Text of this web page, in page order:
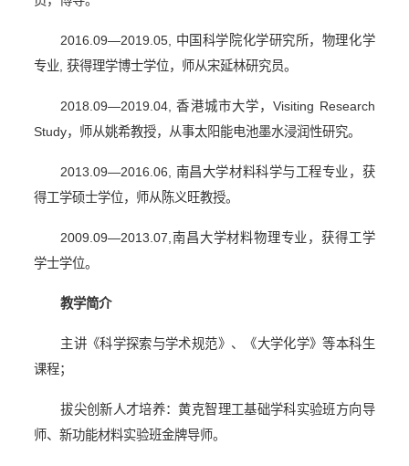
2016.09—2019.05, 中国科学院化学研究所，物理化学
专业 ,获得理学博士学位，师从宋延林研究员。
2018.09—2019.04,香港城市大学，Visiting Research
Study，师从姚希教授，从事太阳能电池墨水浸润性研究。
2013.09—2016.06, 南昌大学材料科学与工程专业，获
得工学硕士学位，师从陈义旺教授。
2009.09—2013.07, 南昌大学材料物理专业，获得工学
学士学位。
教学简介
主讲《科学探索与学术规范》、《大学化学》等本科生
课程；
拔尖创新人才培养：黄克智理工基础学科实验班方向导
师、新功能材料实验班金牌导师。